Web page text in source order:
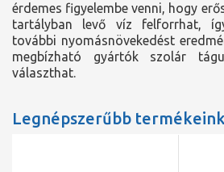
érdemes figyelembe venni, hogy
tartályban levő víz felforrhat,
további nyomásnövekedést
megbízható gyártók szolár
választhat.
Legnépszerűbb termékeink